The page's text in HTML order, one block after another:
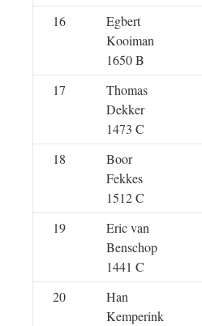
16
Egbert
Kooiman
1650 B
17
Thomas
Dekker
1473 C
18
Boor
Fekkes
1512 C
19
Eric van
Benschop
1441 C
20
Han
Kemperink